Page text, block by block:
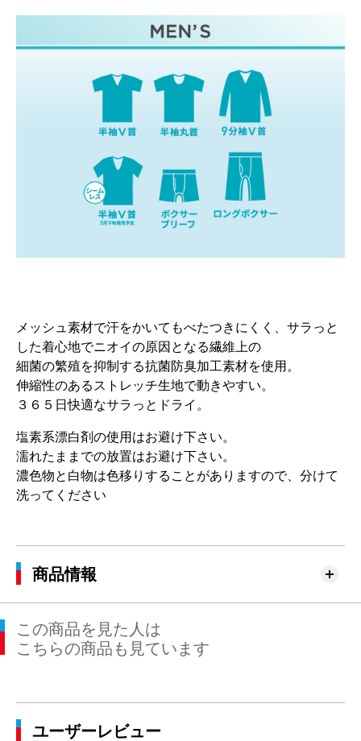
メッシュ素材で汗をかいてもべたつきにくく、サラっと
した着心地でニオイの原因となる繊維上の
細菌の繁殖を抑制する抗菌防臭加工素材を使用。
伸縮性のあるストレッチ生地で動きやすい。
３６５日快適なサラっとドライ。
塩素系漂白剤の使用はお避け下さい。
濡れたままでの放置はお避け下さい。
濃色物と白物は色移りすることがありますので、分けて
洗ってください
商品情報
この商品を見た人は
こちらの商品も見ています
ユーザーレビュー